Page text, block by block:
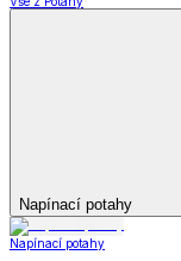
Napínací potahy
Napínací potahy